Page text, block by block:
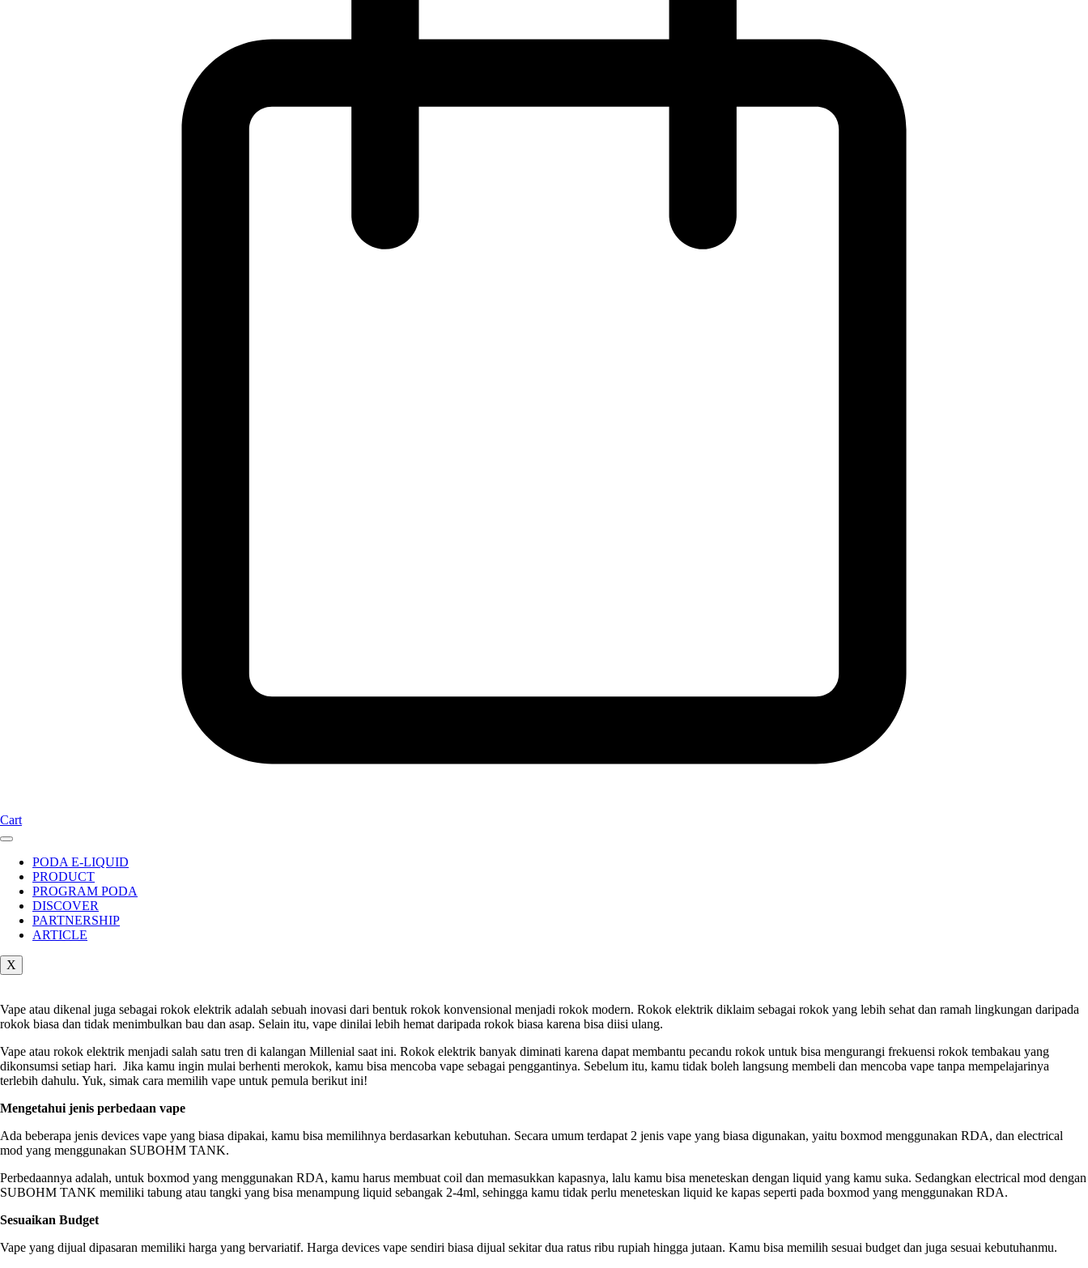
Cart
PODA E-LIQUID
PRODUCT
PROGRAM PODA
DISCOVER
PARTNERSHIP
ARTICLE
X
Vape atau dikenal juga sebagai rokok elektrik adalah sebuah inovasi dari bentuk rokok konvensional menjadi rokok modern. Rokok elektrik diklaim sebagai rokok yang lebih sehat dan ramah lingkungan daripada
rokok biasa dan tidak menimbulkan bau dan asap. Selain itu, vape dinilai lebih hemat daripada rokok biasa karena bisa diisi ulang.
Vape atau rokok elektrik menjadi salah satu tren di kalangan Millenial saat ini. Rokok elektrik banyak diminati karena dapat membantu pecandu rokok untuk bisa mengurangi frekuensi rokok tembakau yang
dikonsumsi setiap hari. Jika kamu ingin mulai berhenti merokok, kamu bisa mencoba vape sebagai penggantinya. Sebelum itu, kamu tidak boleh langsung membeli dan mencoba vape tanpa mempelajarinya
terlebih dahulu. Yuk, simak cara memilih vape untuk pemula berikut ini!
Mengetahui jenis perbedaan vape
Ada beberapa jenis devices vape yang biasa dipakai, kamu bisa memilihnya berdasarkan kebutuhan. Secara umum terdapat 2 jenis vape yang biasa digunakan, yaitu boxmod menggunakan RDA, dan electrical
mod yang menggunakan SUBOHM TANK.
Perbedaannya adalah, untuk boxmod yang menggunakan RDA, kamu harus membuat coil dan memasukkan kapasnya, lalu kamu bisa meneteskan dengan liquid yang kamu suka. Sedangkan electrical mod dengan
SUBOHM TANK memiliki tabung atau tangki yang bisa menampung liquid sebangak 2-4ml, sehingga kamu tidak perlu meneteskan liquid ke kapas seperti pada boxmod yang menggunakan RDA.
Sesuaikan Budget
Vape yang dijual dipasaran memiliki harga yang bervariatif. Harga devices vape sendiri biasa dijual sekitar dua ratus ribu rupiah hingga jutaan. Kamu bisa memilih sesuai budget dan juga sesuai kebutuhanmu.